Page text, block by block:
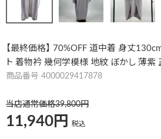
【最終価格】 70%OFF 道中着 身丈
ト 着物衿 幾何学模様 地紋 ぼかし 薄紫
商品番号 4000029417878
当店通常価格39,800
11,940 税込